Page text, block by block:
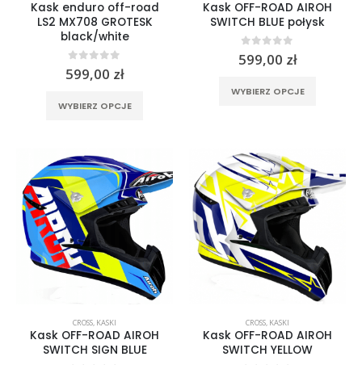
Kask enduro off-road
LS2 MX708 GROTESK
black/white
0out of 5
599,00 zł
WYBIERZ OPCJE
wariantów.
Opcje
można
na
stronie
produktu
Kask OFF-ROAD AIROH
SWITCH BLUE połysk
0out of 5
599,00 zł
WYBIERZ OPCJE
Opcje
można
wybrać
stronie
produktu
CROSS, KASKI
Kask OFF-ROAD AIROH
SWITCH SIGN BLUE
CROSS, KASKI
Kask OFF-ROAD AIROH
SWITCH YELLOW